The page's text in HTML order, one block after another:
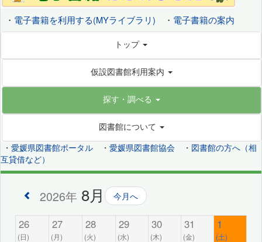
・ 電子書籍を利用する(MYライブラリ) ・ 電子書籍の案内
トップ
仮設図書館利用案内
探す・調べる
図書館について
・ 愛媛県図書館ポータル ・ 愛媛県図書館協会 ・ 図書館の方へ（相
互貸借など）
2026年 8月 今月へ
26
(日)
27
(月)
28
(火)
29
(水)
30
(木)
31
(金)
1
(土)